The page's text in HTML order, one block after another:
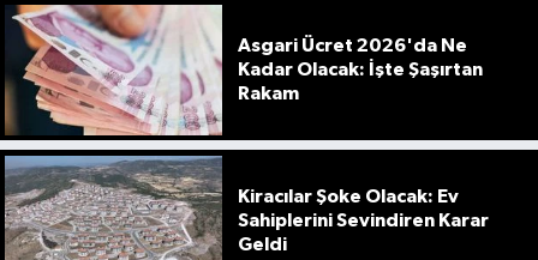
Asgari Ücret 2026'da Ne
Kadar Olacak: İşte Şaşırtan
Rakam
Kiracılar Şoke Olacak: Ev
Sahiplerini Sevindiren Karar
Geldi